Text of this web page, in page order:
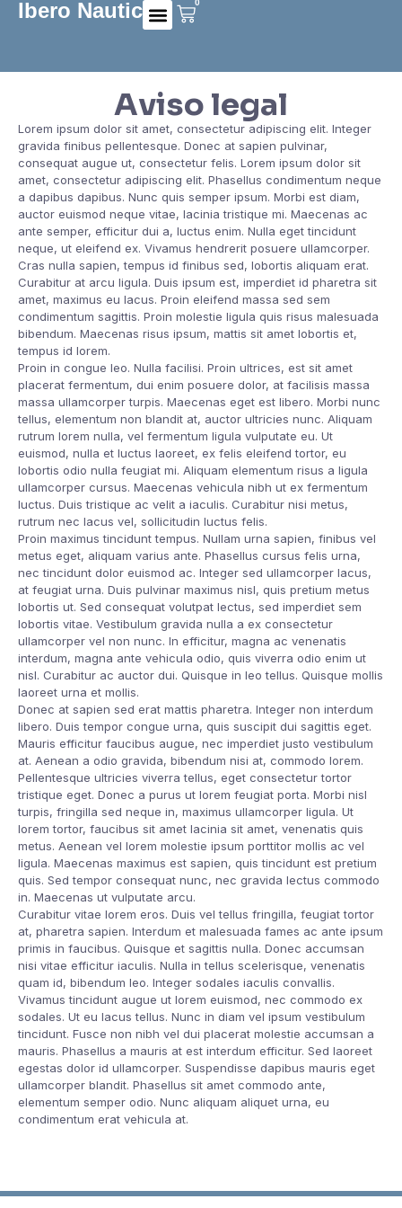
Ibero Nautic 0
Aviso legal
Lorem ipsum dolor sit amet, consectetur adipiscing elit. Integer
gravida finibus pellentesque. Donec at sapien pulvinar,
consequat augue ut, consectetur felis. Lorem ipsum dolor sit
amet, consectetur adipiscing elit. Phasellus condimentum neque
a dapibus dapibus. Nunc quis semper ipsum. Morbi est diam,
auctor euismod neque vitae, lacinia tristique mi. Maecenas ac
ante semper, efficitur dui a, luctus enim. Nulla eget tincidunt
neque, ut eleifend ex. Vivamus hendrerit posuere ullamcorper.
Cras nulla sapien, tempus id finibus sed, lobortis aliquam erat.
Curabitur at arcu ligula. Duis ipsum est, imperdiet id pharetra sit
amet, maximus eu lacus. Proin eleifend massa sed sem
condimentum sagittis. Proin molestie ligula quis risus malesuada
bibendum. Maecenas risus ipsum, mattis sit amet lobortis et,
tempus id lorem.
Proin in congue leo. Nulla facilisi. Proin ultrices, est sit amet
placerat fermentum, dui enim posuere dolor, at facilisis massa
massa ullamcorper turpis. Maecenas eget est libero. Morbi nunc
tellus, elementum non blandit at, auctor ultricies nunc. Aliquam
rutrum lorem nulla, vel fermentum ligula vulputate eu. Ut
euismod, nulla et luctus laoreet, ex felis eleifend tortor, eu
lobortis odio nulla feugiat mi. Aliquam elementum risus a ligula
ullamcorper cursus. Maecenas vehicula nibh ut ex fermentum
luctus. Duis tristique ac velit a iaculis. Curabitur nisi metus,
rutrum nec lacus vel, sollicitudin luctus felis.
Proin maximus tincidunt tempus. Nullam urna sapien, finibus vel
metus eget, aliquam varius ante. Phasellus cursus felis urna,
nec tincidunt dolor euismod ac. Integer sed ullamcorper lacus,
at feugiat urna. Duis pulvinar maximus nisl, quis pretium metus
lobortis ut. Sed consequat volutpat lectus, sed imperdiet sem
lobortis vitae. Vestibulum gravida nulla a ex consectetur
ullamcorper vel non nunc. In efficitur, magna ac venenatis
interdum, magna ante vehicula odio, quis viverra odio enim ut
nisl. Curabitur ac auctor dui. Quisque in leo tellus. Quisque mollis
laoreet urna et mollis.
Donec at sapien sed erat mattis pharetra. Integer non interdum
libero. Duis tempor congue urna, quis suscipit dui sagittis eget.
Mauris efficitur faucibus augue, nec imperdiet justo vestibulum
at. Aenean a odio gravida, bibendum nisi at, commodo lorem.
Pellentesque ultricies viverra tellus, eget consectetur tortor
tristique eget. Donec a purus ut lorem feugiat porta. Morbi nisl
turpis, fringilla sed neque in, maximus ullamcorper ligula. Ut
lorem tortor, faucibus sit amet lacinia sit amet, venenatis quis
metus. Aenean vel lorem molestie ipsum porttitor mollis ac vel
ligula. Maecenas maximus est sapien, quis tincidunt est pretium
quis. Sed tempor consequat nunc, nec gravida lectus commodo
in. Maecenas ut vulputate arcu.
Curabitur vitae lorem eros. Duis vel tellus fringilla, feugiat tortor
at, pharetra sapien. Interdum et malesuada fames ac ante ipsum
primis in faucibus. Quisque et sagittis nulla. Donec accumsan
nisi vitae efficitur iaculis. Nulla in tellus scelerisque, venenatis
quam id, bibendum leo. Integer sodales iaculis convallis.
Vivamus tincidunt augue ut lorem euismod, nec commodo ex
sodales. Ut eu lacus tellus. Nunc in diam vel ipsum vestibulum
tincidunt. Fusce non nibh vel dui placerat molestie accumsan a
mauris. Phasellus a mauris at est interdum efficitur. Sed laoreet
egestas dolor id ullamcorper. Suspendisse dapibus mauris eget
ullamcorper blandit. Phasellus sit amet commodo ante,
elementum semper odio. Nunc aliquam aliquet urna, eu
condimentum erat vehicula at.